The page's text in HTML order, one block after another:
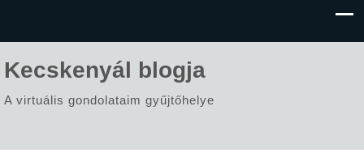
Kecskenyál blogja
A virtuális gondolataim gyűjtőhelye